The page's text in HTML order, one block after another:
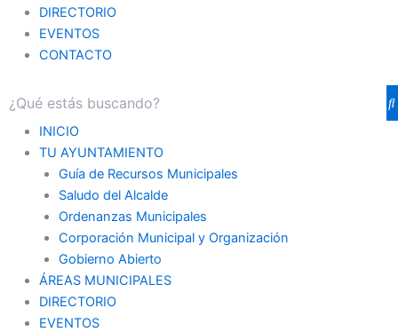
DIRECTORIO
EVENTOS
CONTACTO
INICIO
TU AYUNTAMIENTO
Guía de Recursos Municipales
Saludo del Alcalde
Ordenanzas Municipales
Corporación Municipal y Organización
Gobierno Abierto
ÁREAS MUNICIPALES
DIRECTORIO
EVENTOS